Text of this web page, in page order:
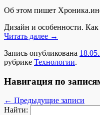
Об этом пишет
Дизайн и особенности.
Читать далее →
Запись опубликована
рубрике Технологии.
Навигация по
← Предыдущие записи
Найти: